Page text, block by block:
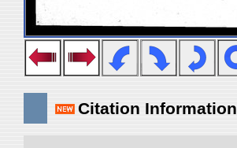
Citation Information